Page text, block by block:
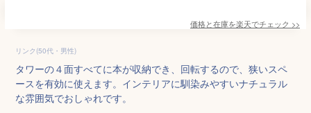
価格と在庫を楽天でチェック >>
リンク(50代・男性)
タワーの４面すべてに本が収納でき、回転するので、狭いスペ
ースを有効に使えます。インテリアに馴染みやすいナチュラル
な雰囲気でおしゃれです。